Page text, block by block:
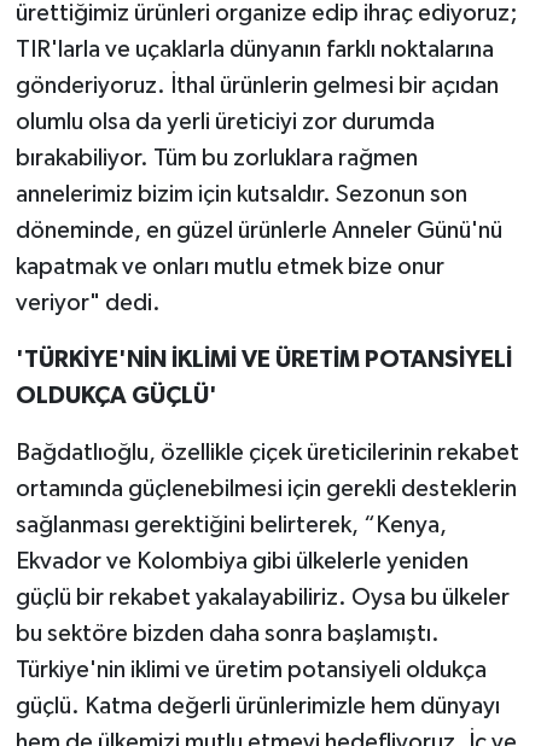
ürettiğimiz ürünleri organize edip ihraç ediyoruz;
TIR'larla ve uçaklarla dünyanın farklı noktalarına
gönderiyoruz. İthal ürünlerin gelmesi bir açıdan
olumlu olsa da yerli üreticiyi zor durumda
bırakabiliyor. Tüm bu zorluklara rağmen
annelerimiz bizim için kutsaldır. Sezonun son
döneminde, en güzel ürünlerle Anneler Günü'nü
kapatmak ve onları mutlu etmek bize onur
veriyor" dedi.
'TÜRKİYE'NİN İKLİMİ VE ÜRETİM POTANSİYELİ
OLDUKÇA GÜÇLÜ'
Bağdatlıoğlu, özellikle çiçek üreticilerinin rekabet
ortamında güçlenebilmesi için gerekli desteklerin
sağlanması gerektiğini belirterek, “Kenya,
Ekvador ve Kolombiya gibi ülkelerle yeniden
güçlü bir rekabet yakalayabiliriz. Oysa bu ülkeler
bu sektöre bizden daha sonra başlamıştı.
Türkiye'nin iklimi ve üretim potansiyeli oldukça
güçlü. Katma değerli ürünlerimizle hem dünyayı